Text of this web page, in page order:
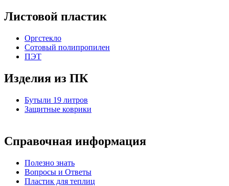
Листовой пластик
Оргстекло
Cотовый полипропилен
ПЭТ
Изделия из ПК
Бутыли 19 литров
Защитные коврики
Справочная информация
Полезно знать
Вопросы и Ответы
Пластик для теплиц